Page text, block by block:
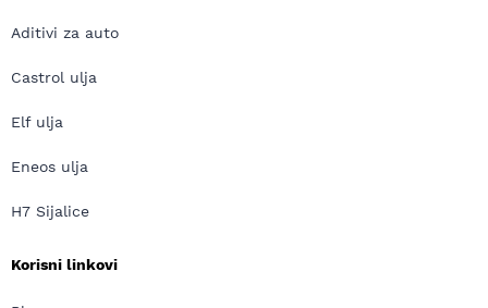
Aditivi za auto
Castrol ulja
Elf ulja
Eneos ulja
H7 Sijalice
Korisni linkovi